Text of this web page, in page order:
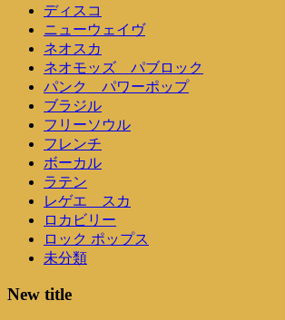
ディスコ
ニューウェイヴ
ネオスカ
ネオモッズ パブロック
パンク パワーポップ
ブラジル
フリーソウル
フレンチ
ボーカル
ラテン
レゲエ スカ
ロカビリー
ロック ポップス
未分類
New title